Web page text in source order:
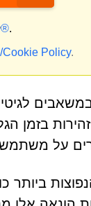
מק®.
Cookie Policy.
בזמן
על